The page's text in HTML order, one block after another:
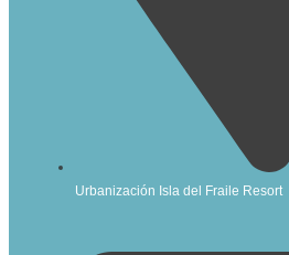
Urbanización Isla del Fraile Resort